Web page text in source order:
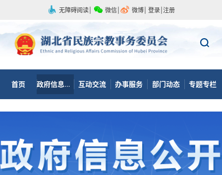
无障碍阅读 微信 微博 登录 注册
首页 政府信息公开 互动交流 办事服务 部门动态 专题专栏